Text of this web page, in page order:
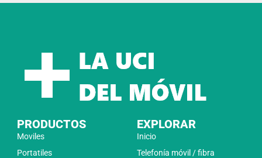
PRODUCTOS
Moviles
Portatiles
EXPLORAR
Inicio
Telefonía móvil / fibra